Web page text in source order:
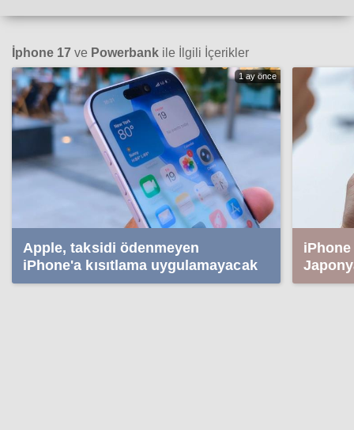
İphone 17 ve Powerbank ile İlgili İçerikler
1 ay önce
Apple, taksidi ödenmeyen
iPhone'a kısıtlama uygulamayacak